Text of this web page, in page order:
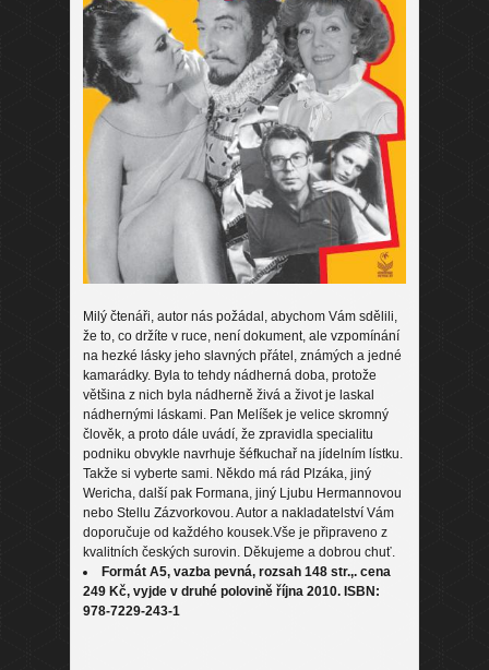
Milý čtenáři, autor nás požádal, abychom Vám sdělili,
že to, co držíte v ruce, není dokument, ale vzpomínání
na hezké lásky jeho slavných přátel, známých a jedné
kamarádky. Byla to tehdy nádherná doba, protože
většina z nich byla nádherně živá a život je laskal
nádhernými láskami. Pan Melíšek je velice skromný
člověk, a proto dále uvádí, že zpravidla specialitu
podniku obvykle navrhuje šéfkuchař na jídelním lístku.
Takže si vyberte sami. Někdo má rád Plzáka, jiný
Wericha, další pak Formana, jiný Ljubu Hermannovou
nebo Stellu Zázvorkovou. Autor a nakladatelství Vám
doporučuje od každého kousek.Vše je připraveno z
kvalitních českých surovin. Děkujeme a dobrou chuť.
Formát A5, vazba pevná, rozsah 148 str.,. cena
249 Kč, vyjde v druhé polovině října 2010. ISBN:
978-7229-243-1